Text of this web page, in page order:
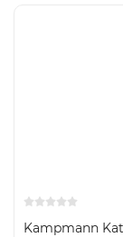
Kampmann